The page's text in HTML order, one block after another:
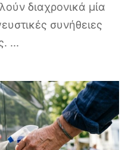
διαχρονικά μία
συνήθειες
...